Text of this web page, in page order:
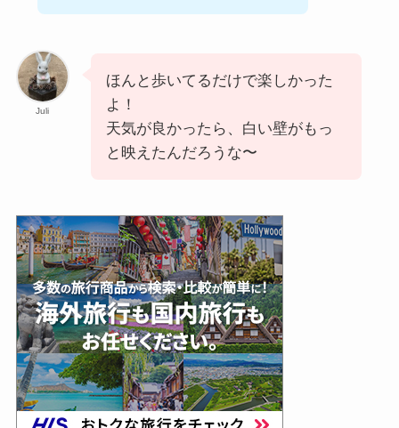
Juli
ほんと歩いてるだけで楽しかった
よ！
天気が良かったら、白い壁がもっ
と映えたんだろうな〜